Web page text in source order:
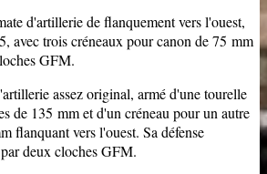
d'artillerie de flanquement vers l'ouest,
avec trois créneaux pour canon de 75 mm
GFM.
assez original, armé d'une tourelle
de 135 mm et d'un créneau pour un autre
flanquant vers l'ouest. Sa défense
deux cloches GFM.